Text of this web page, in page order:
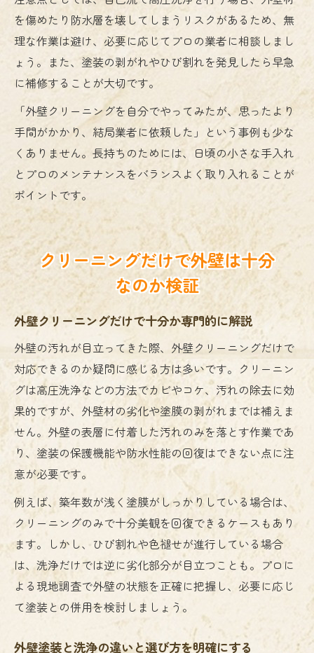
を傷めたり防水層を壊してしまうリスクがあるため、無
理な作業は避け、必要に応じてプロの業者に相談しまし
ょう。また、塗装の剥がれやひび割れを発見したら早急
に補修することが大切です。
「外壁クリーニングを自分でやってみたが、思ったより
手間がかかり、結局業者に依頼した」という事例も少な
くありません。長持ちのためには、日頃の小さな手入れ
とプロのメンテナンスをバランスよく取り入れることが
ポイントです。
クリーニングだけで外壁は十分
なのか検証
外壁クリーニングだけで十分か専門的に解説
外壁の汚れが目立ってきた際、外壁クリーニングだけで
対応できるのか疑問に感じる方は多いです。クリーニン
グは高圧洗浄などの方法でカビやコケ、汚れの除去に効
果的ですが、外壁材の劣化や塗膜の剥がれまでは補えま
せん。外壁の表層に付着した汚れのみを落とす作業であ
り、塗装の保護機能や防水性能の回復はできない点に注
意が必要です。
例えば、築年数が浅く塗膜がしっかりしている場合は、
クリーニングのみで十分美観を回復できるケースもあり
ます。しかし、ひび割れや色褪せが進行している場合
は、洗浄だけでは逆に劣化部分が目立つことも。プロに
よる現地調査で外壁の状態を正確に把握し、必要に応じ
て塗装との併用を検討しましょう。
外壁塗装と洗浄の違いと選び方を明確にする